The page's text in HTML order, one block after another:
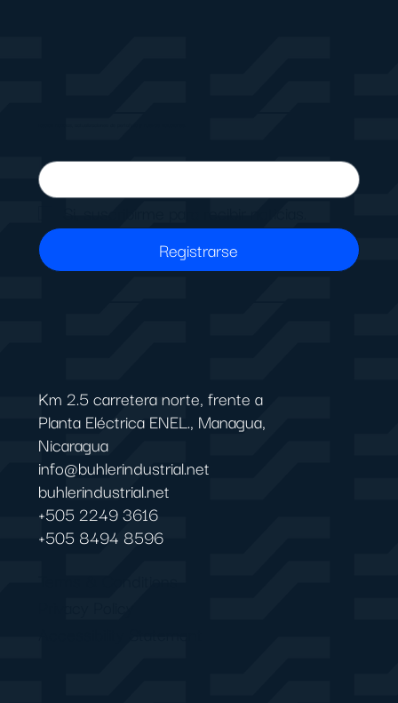
Registrarse
Km 2.5 carretera norte, frente a
Planta Eléctrica ENEL., Managua,
Nicaragua
info@buhlerindustrial.net
buhlerindustrial.net
+505 2249 3616
+505 8494 8596